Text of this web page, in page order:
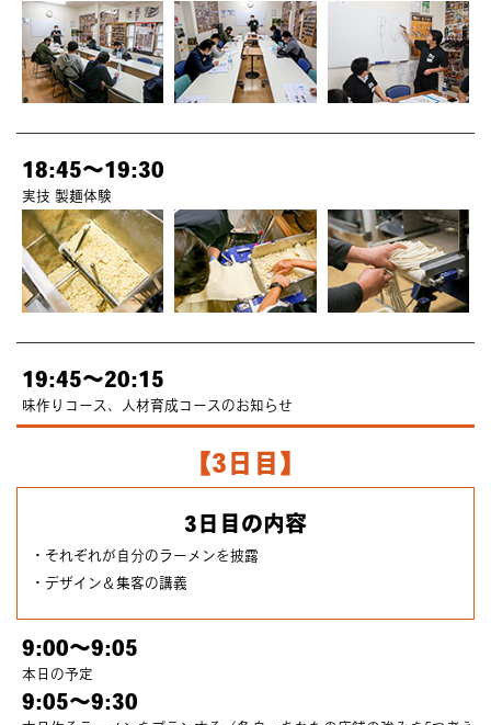
18:45～19:30
実技 製麺体験
19:45～20:15
味作りコース、人材育成コースのお知らせ
【3日目】
3日目の内容
・それぞれが自分のラーメンを披露
・デザイン＆集客の講義
9:00～9:05
本日の予定
9:05～9:30